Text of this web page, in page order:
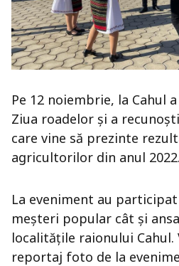
Pe 12 noiembrie, la Cahul
Ziua roadelor și a
care vine să prezinte
agricultorilor din anul 2022.
La eveniment au
meșteri popular cât și
localitățile raionului Cahul.
reportaj foto de la